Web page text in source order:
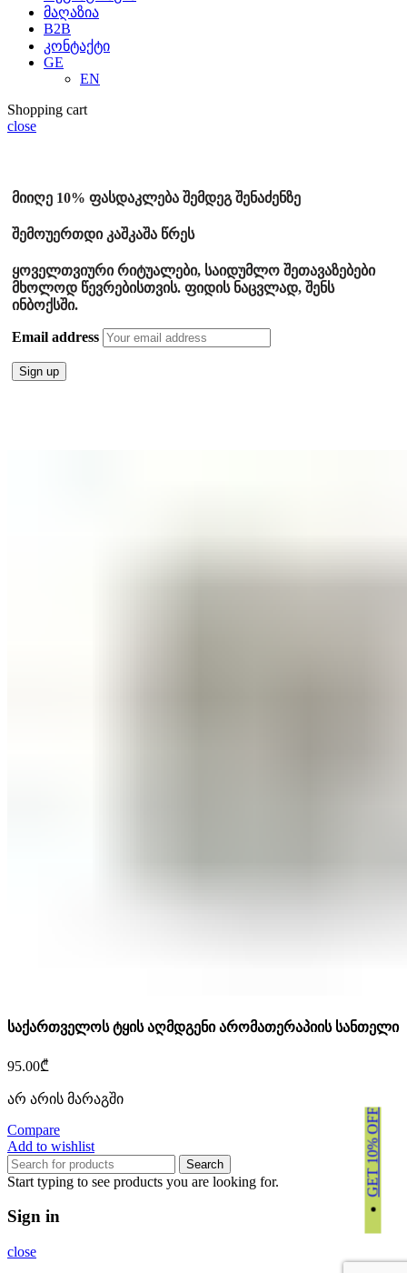
მაღაზია
B2B
კონტაქტი
GE
EN
Shopping cart
close
მიიღე 10% ფასდაკლება შემდეგ შენაძენზე
შემოუერთდი კაშკაშა წრეს
ყოველთვიური რიტუალები, საიდუმლო შეთავაზებები
მხოლოდ წევრებისთვის. ფიდის ნაცვლად, შენს
ინბოქსში.
Email address
საქართველოს ტყის აღმდგენი არომათერაპიის სანთელი
95.00₾
არ არის მარაგში
Compare
Add to wishlist
Search
Start typing to see products you are looking for. GET 10% OFF
Sign in
close